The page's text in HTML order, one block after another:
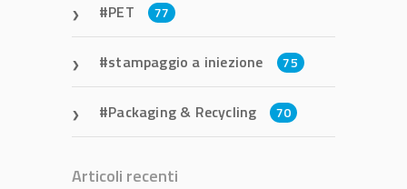
PET 77
stampaggio a iniezione 75
Packaging & Recycling 70
Articoli recenti